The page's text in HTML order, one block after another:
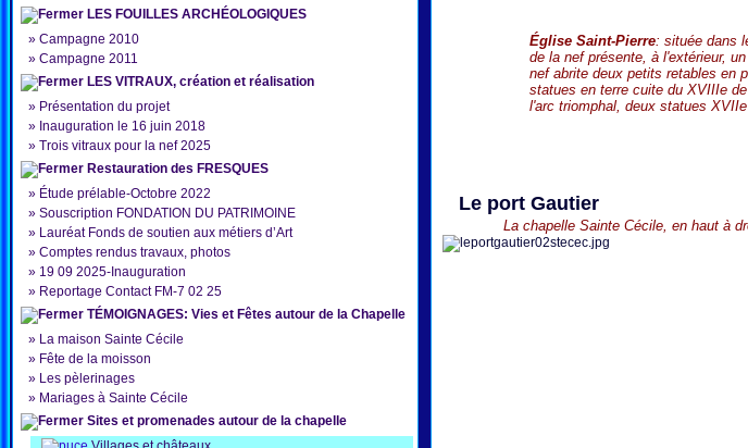
LES FOUILLES ARCHÉOLOGIQUES
» Campagne 2010
» Campagne 2011
LES VITRAUX, création et réalisation
» Présentation du projet
» Inauguration le 16 juin 2018
» Trois vitraux pour la nef 2025
Restauration des FRESQUES
» Étude prélable-Octobre 2022
» Souscription FONDATION DU PATRIMOINE
» Lauréat Fonds de soutien aux métiers d’Art
» Comptes rendus travaux, photos
» 19 09 2025-Inauguration
» Reportage Contact FM-7 02 25
TÉMOIGNAGES: Vies et Fêtes autour de la Chapelle
» La maison Sainte Cécile
» Fête de la moisson
» Les pèlerinages
» Mariages à Sainte Cécile
Sites et promenades autour de la chapelle
Église Saint-Pierre: située dans
de la nef présente, à l'extérieur,
nef abrite deux petits retables en
statues en terre cuite du XVIIIe
l'arc triomphal, deux statues
Le port Gautier
La chapelle Sainte Cécile, en haut à